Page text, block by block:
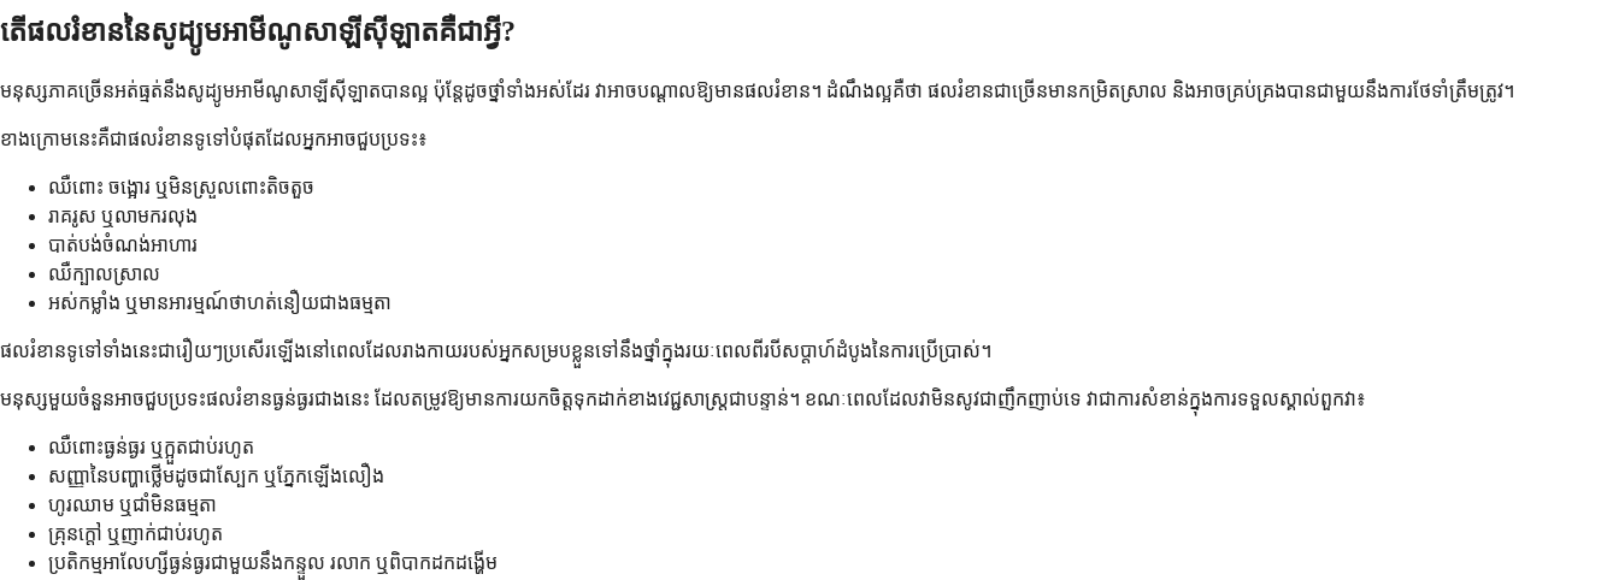
តើផលរំខាននៃសូដ្យូមអាមីណូសាឡីស៊ីឡាតគឺជាអ្វី?
មនុស្សភាគច្រើនអត់ធ្មត់នឹងសូដ្យូមអាមីណូសាឡីស៊ីឡាតបានល្អ ប៉ុន្តែដូចថ្នាំទាំងអស់ដែរ វាអាចបណ្តាលឱ្យមានផលរំខាន។ ដំណឹងល្អគឺថា ផលរំខានជាច្រើនមានកម្រិតស្រាល និងអាចគ្រប់គ្រងបានជាមួយនឹងការថែទាំត្រឹមត្រូវ។
ខាង​ក្រោម​នេះ​គឺ​ជា​ផល​រំខាន​ទូទៅ​បំផុត​ដែល​អ្នក​អាច​ជួប​ប្រទះ៖
ឈឺពោះ ចង្អោរ ឬមិនស្រួលពោះតិចតួច
រាគរូស ឬលាមករលុង
បាត់បង់ចំណង់អាហារ
ឈឺក្បាលស្រាល
អស់កម្លាំង ឬមានអារម្មណ៍ថាហត់នឿយជាងធម្មតា
ផលរំខានទូទៅទាំងនេះជារឿយៗប្រសើរឡើងនៅពេលដែលរាងកាយរបស់អ្នកសម្របខ្លួនទៅនឹងថ្នាំក្នុងរយៈពេលពីរបីសប្តាហ៍ដំបូងនៃការប្រើប្រាស់។
មនុស្សមួយចំនួនអាចជួបប្រទះផលរំខានធ្ងន់ធ្ងរជាងនេះ ដែលតម្រូវឱ្យមានការយកចិត្តទុកដាក់ខាងវេជ្ជសាស្ត្រជាបន្ទាន់។ ខណៈពេលដែលវាមិនសូវជាញឹកញាប់ទេ វាជាការសំខាន់ក្នុងការទទួលស្គាល់ពួកវា៖
ឈឺពោះធ្ងន់ធ្ងរ ឬក្អួតជាប់រហូត
សញ្ញានៃបញ្ហាថ្លើមដូចជាស្បែក ឬភ្នែកឡើងលឿង
ហូរឈាម ឬជាំមិនធម្មតា
គ្រុនក្តៅ ឬញាក់ជាប់រហូត
ប្រតិកម្មអាលែហ្សីធ្ងន់ធ្ងរជាមួយនឹងកន្ទួល រលាក ឬពិបាកដកដង្ហើម